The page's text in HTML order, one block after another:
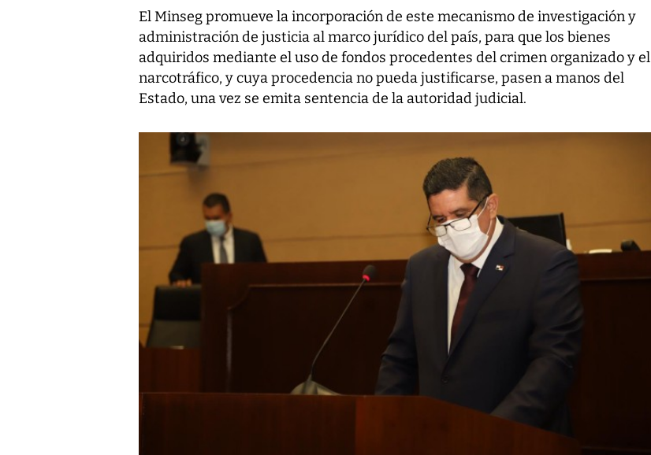
El Minseg promueve la incorporación de este mecanismo de investigación y
administración de justicia al marco jurídico del país, para que los bienes
adquiridos mediante el uso de fondos procedentes del crimen organizado y el
narcotráfico, y cuya procedencia no pueda justificarse, pasen a manos del
Estado, una vez se emita sentencia de la autoridad judicial.